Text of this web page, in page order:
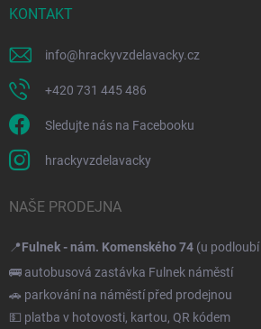
KONTAKT
info@hrackyvzdelavacky.cz
+420 731 445 486
Sledujte nás na Facebooku
hrackyvzdelavacky
NAŠE PRODEJNA
📍Fulnek - nám. Komenského 74 (u
🚌 autobusová zastávka Fulnek náměstí
🚗 parkování na náměstí před prodejnou
💵 platba v hotovosti, kartou, QR kódem